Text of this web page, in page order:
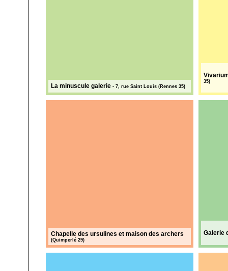
La minuscule galerie - 7, rue Saint Louis (Rennes 35)
35)
Chapelle des ursulines et maison des archers
(Quimperlé 29)
Galerie